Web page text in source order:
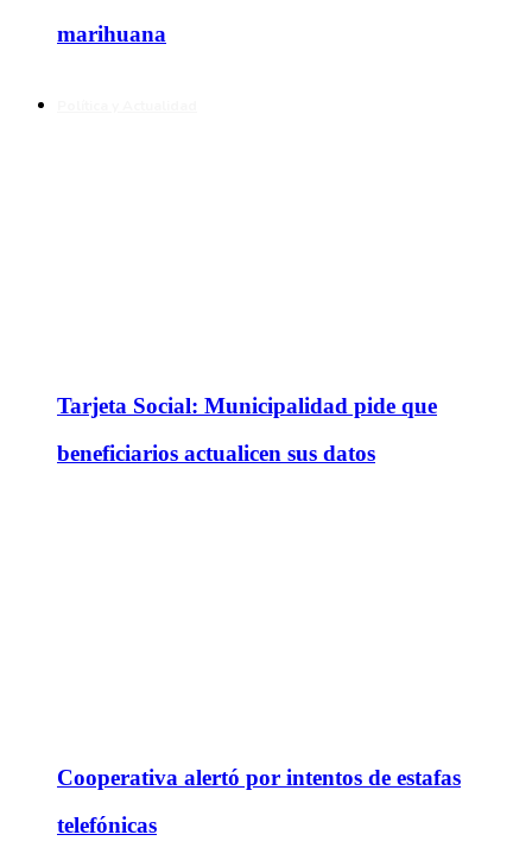
marihuana
Tarjeta Social: Municipalidad pide que
beneficiarios actualicen sus datos
Cooperativa alertó por intentos de estafas
telefónicas